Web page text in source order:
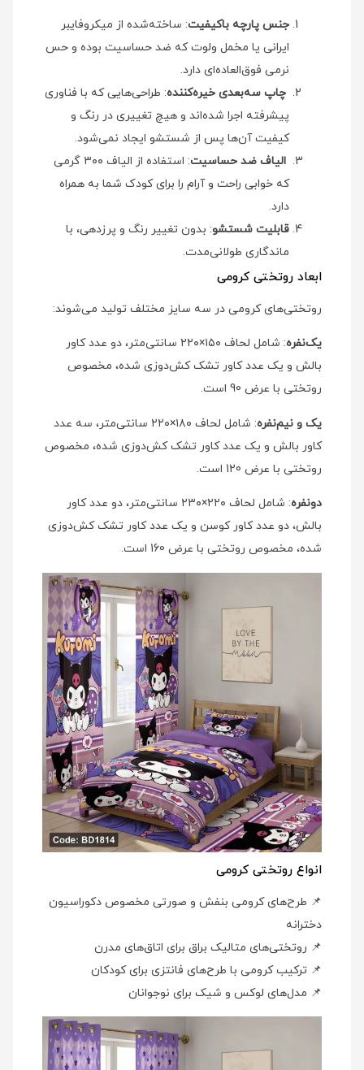
جنس پارچه باکیفیت: ساخته‌شده از میکروفایبر
ایرانی یا مخمل ولوت که ضد حساسیت بوده و حس
نرمی فوق‌العاده‌ای دارد.
چاپ سه‌بعدی خیره‌کننده: طراحی‌هایی که با فناوری
پیشرفته اجرا شده‌اند و هیچ تغییری در رنگ و
کیفیت آن‌ها پس از شستشو ایجاد نمی‌شود.
الیاف ضد حساسیت
: استفاده از الیاف ۳۰۰ گرمی
که خوابی راحت و آرام را برای کودک شما به همراه
دارد.
قابلیت شستشو: بدون تغییر رنگ و پرزدهی، با
ماندگاری طولانی‌مدت.
ابعاد روتختی کرومی
روتختی‌های کرومی در سه سایز مختلف تولید می‌شوند:
یک‌نفره
: شامل لحاف ۱۵۰×۲۲۰ سانتی‌متر، دو عدد کاور
بالش و یک عدد کاور تشک کش‌دوزی شده، مخصوص
روتختی با عرض 90 است.
یک و نیم‌نفره
: شامل لحاف ۱۸۰×۲۲۰ سانتی‌متر، سه عدد
کاور بالش و یک عدد کاور تشک کش‌دوزی شده، مخصوص
روتختی با عرض 120 است.
دونفره
: شامل لحاف ۲۲۰×۲۳۰ سانتی‌متر، دو عدد کاور
بالش، دو عدد کاور کوسن و یک عدد کاور تشک کش‌دوزی
شده، مخصوص روتختی با عرض 160 است.
انواع روتختی کرومی
📌 طرح‌های کرومی بنفش و صورتی مخصوص دکوراسیون
دخترانه
📌 روتختی‌های متالیک براق برای اتاق‌های مدرن
📌 ترکیب کرومی با طرح‌های فانتزی برای کودکان
📌 مدل‌های لوکس و شیک برای نوجوانان